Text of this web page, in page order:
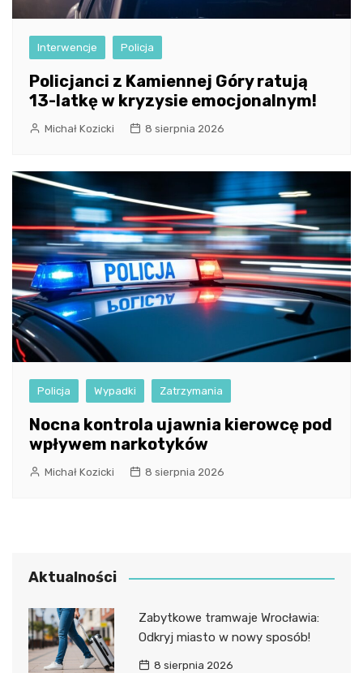
Interwencje Policja
Policjanci z Kamiennej Góry ratują
13-latkę w kryzysie emocjonalnym!
Michał Kozicki 8 sierpnia 2026
Policja Wypadki Zatrzymania
Nocna kontrola ujawnia kierowcę pod
wpływem narkotyków
Michał Kozicki 8 sierpnia 2026
Aktualności
Zabytkowe tramwaje Wrocławia:
Odkryj miasto w nowy sposób!
8 sierpnia 2026